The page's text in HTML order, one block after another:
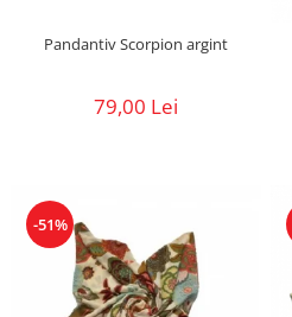
Pandantiv Scorpion argint
79,00 Lei
-51%